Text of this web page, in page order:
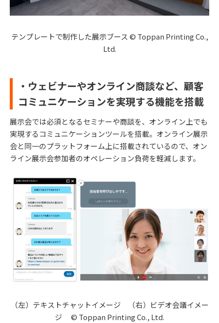
テンプレートで制作した展示ブース © Toppan Printing Co.,
Ltd.
・ウェビナーやオンライン商談など、顧客
コミュニケーションを実現する機能を搭載
展示会では必須となるセミナーや商談を、オンライン上でも
実現するコミュニケーションツールを搭載。オンライン展示
会と同一のプラットフォーム上に搭載されているので、オン
ライン展示会参加者のオペレーション負荷を軽減します。
（左）テキストチャットイメージ （右）ビデオ会議イメー
ジ © Toppan Printing Co., Ltd.